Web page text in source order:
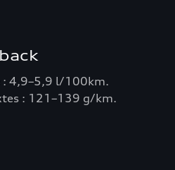
: 4,9–5,9 l/100km.
: 121–139 g/km.